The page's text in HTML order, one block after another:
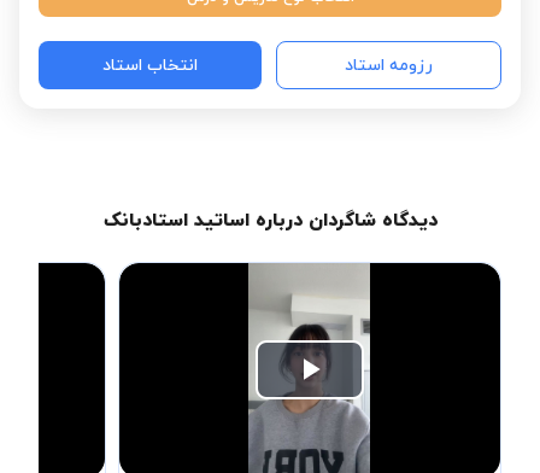
رزومه استاد انتخاب استاد
دیدگاه شاگردان درباره اساتید استادبانک
Play
Video